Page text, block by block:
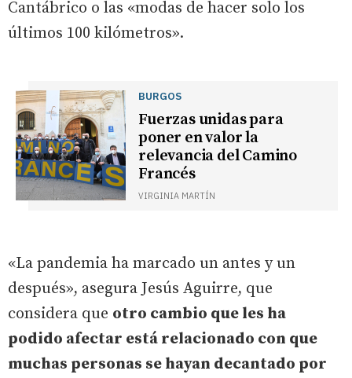
Cantábrico o las «modas de hacer solo los
últimos 100 kilómetros».
BURGOS
Fuerzas unidas para
poner en valor la
relevancia del Camino
Francés
VIRGINIA MARTÍN
«La pandemia ha marcado un antes y un
después», asegura Jesús Aguirre, que
considera que otro cambio que les ha
podido afectar está relacionado con que
muchas personas se hayan decantado por